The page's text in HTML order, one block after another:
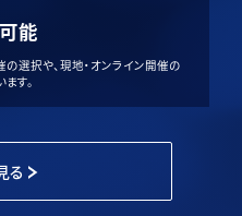
能
選択や、現地・オンライン開催の
す。
る